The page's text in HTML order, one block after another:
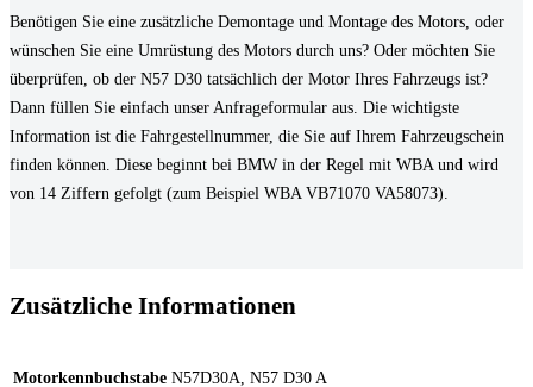
Benötigen Sie eine zusätzliche Demontage und Montage des Motors, oder
wünschen Sie eine Umrüstung des Motors durch uns? Oder möchten Sie
überprüfen, ob der N57 D30 tatsächlich der Motor Ihres Fahrzeugs ist?
Dann füllen Sie einfach unser Anfrageformular aus. Die wichtigste
Information ist die Fahrgestellnummer, die Sie auf Ihrem Fahrzeugschein
finden können. Diese beginnt bei BMW in der Regel mit WBA und wird
von 14 Ziffern gefolgt (zum Beispiel WBA VB71070 VA58073).
Zusätzliche Informationen
Motorkennbuchstabe N57D30A, N57 D30 A